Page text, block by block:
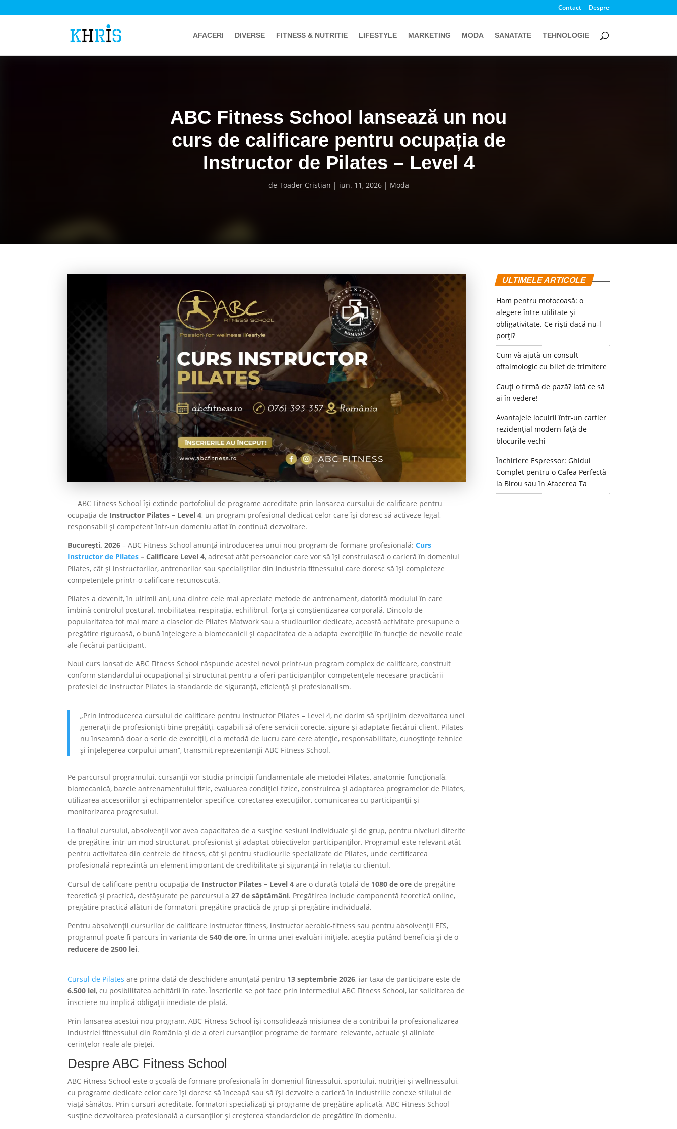
Contact Despre
AFACERI DIVERSE FITNESS & NUTRITIE LIFESTYLE MARKETING MODA SANATATE TEHNOLOGIE
ABC Fitness School lansează un nou
curs de calificare pentru ocupația de
Instructor de Pilates – Level 4
de Toader Cristian iun. 11, 2026 Moda
ABC Fitness School își extinde portofoliul de programe acreditate prin lansarea cursului de calificare pentru
ocupația de Instructor Pilates – Level 4, un program profesional dedicat celor care își doresc să activeze legal,
responsabil și competent într-un domeniu aflat în continuă dezvoltare.
București, 2026 – ABC Fitness School anunță introducerea unui nou program de formare profesională:Curs
Instructor de Pilates – Calificare Level 4, adresat atât persoanelor care vor să își construiască o carieră în domeniul
Pilates, cât și instructorilor, antrenorilor sau specialiștilor din industria fitnessului care doresc să își completeze
competențele printr-o calificare recunoscută.
Pilates a devenit, în ultimii ani, una dintre cele mai apreciate metode de antrenament, datorită modului în care
îmbină controlul postural, mobilitatea, respirația, echilibrul, forța și conștientizarea corporală. Dincolo de
popularitatea tot mai mare a claselor de Pilates Matwork sau a studiourilor dedicate, această activitate presupune o
pregătire riguroasă, o bună înțelegere a biomecanicii și capacitatea de a adapta exercițiile în funcție de nevoile reale
ale fiecărui participant.
Noul curs lansat de ABC Fitness School răspunde acestei nevoi printr-un program complex de calificare, construit
conform standardului ocupațional și structurat pentru a oferi participanților competențele necesare practicării
profesiei de Instructor Pilates la standarde de siguranță, eficiență și profesionalism.
„Prin introducerea cursului de calificare pentru Instructor Pilates – Level 4, ne dorim să sprijinim dezvoltarea unei
generații de profesioniști bine pregătiți, capabili să ofere servicii corecte, sigure și adaptate fiecărui client. Pilates
nu înseamnă doar o serie de exerciții, ci o metodă de lucru care cere atenție, responsabilitate, cunoștințe tehnice
și înțelegerea corpului uman”, transmit reprezentanții ABC Fitness School.
Pe parcursul programului, cursanții vor studia principii fundamentale ale metodei Pilates, anatomie funcțională,
biomecanică, bazele antrenamentului fizic, evaluarea condiției fizice, construirea și adaptarea programelor de Pilates,
utilizarea accesoriilor și echipamentelor specifice, corectarea execuțiilor, comunicarea cu participanții și
monitorizarea progresului.
La finalul cursului, absolvenții vor avea capacitatea de a susține sesiuni individuale și de grup, pentru niveluri diferite
de pregătire, într-un mod structurat, profesionist și adaptat obiectivelor participanților. Programul este relevant atât
pentru activitatea din centrele de fitness, cât și pentru studiourile specializate de Pilates, unde certificarea
profesională reprezintă un element important de credibilitate și siguranță în relația cu clientul.
Cursul de calificare pentru ocupația de Instructor Pilates – Level 4 are o durată totală de 1080 de ore de pregătire
teoretică și practică, desfășurate pe parcursul a27 de săptămâni. Pregătirea include componentă teoretică online,
pregătire practică alături de formatori, pregătire practică de grup și pregătire individuală.
Pentru absolvenții cursurilor de calificare instructor fitness, instructor aerobic-fitness sau pentru absolvenții EFS,
programul poate fi parcurs în varianta de540 de ore, în urma unei evaluări inițiale, aceștia putând beneficia și de o
reducere de 2500 lei.
Cursul de Pilates are prima dată de deschidere anunțată pentru 13 septembrie 2026, iar taxa de participare este de
6.500 lei, cu posibilitatea achitării în rate. Înscrierile se pot face prin intermediul ABC Fitness School, iar solicitarea de
înscriere nu implică obligații imediate de plată.
Prin lansarea acestui nou program, ABC Fitness School își consolidează misiunea de a contribui la profesionalizarea
industriei fitnessului din România și de a oferi cursanților programe de formare relevante, actuale și aliniate
cerințelor reale ale pieței.
Despre ABC Fitness School
ABC Fitness School este o școală de formare profesională în domeniul fitnessului, sportului, nutriției și wellnessului,
cu programe dedicate celor care își doresc să înceapă sau să își dezvolte o carieră în industriile conexe stilului de
viață sănătos. Prin cursuri acreditate, formatori specializați și programe de pregătire aplicată, ABC Fitness School
susține dezvoltarea profesională a cursanților și creșterea standardelor de pregătire în domeniu.
ULTIMELE ARTICOLE
Ham pentru motocoasă: o
alegere între utilitate și
obligativitate. Ce riști dacă nu-l
porți?
Cum vă ajută un consult
oftalmologic cu bilet de trimitere
Cauți o firmă de pază? Iată ce să
ai în vedere!
Avantajele locuirii într-un cartier
rezidențial modern față de
blocurile vechi
Închiriere Espressor: Ghidul
Complet pentru o Cafea Perfectă
la Birou sau în Afacerea Ta